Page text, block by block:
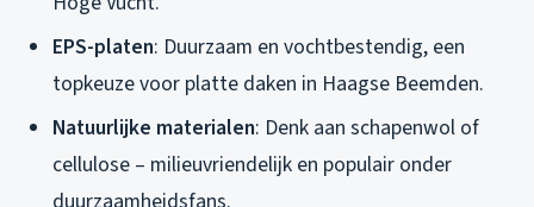
EPS-platen: Duurzaam en vochtbestendig, een
topkeuze voor platte daken in Haagse Beemden.
Natuurlijke materialen: Denk aan schapenwol of
cellulose – milieuvriendelijk en populair onder